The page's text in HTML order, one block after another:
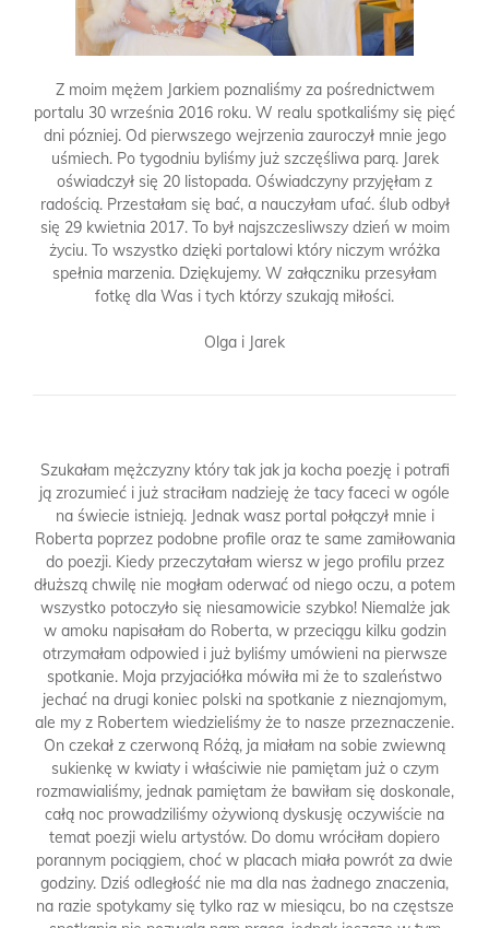
Z moim mężem Jarkiem poznaliśmy za pośrednictwem
portalu 30 września 2016 roku. W realu spotkaliśmy się pięć
dni pózniej. Od pierwszego wejrzenia zauroczył mnie jego
uśmiech. Po tygodniu byliśmy już szczęśliwa parą. Jarek
oświadczył się 20 listopada. Oświadczyny przyjęłam z
radością. Przestałam się bać, a nauczyłam ufać. ślub odbył
się 29 kwietnia 2017. To był najszczesliwszy dzień w moim
życiu. To wszystko dzięki portalowi który niczym wróżka
spełnia marzenia. Dziękujemy. W załączniku przesyłam
fotkę dla Was i tych którzy szukają miłości.
Olga i Jarek
Szukałam mężczyzny który tak jak ja kocha poezję i potrafi
ją zrozumieć i już straciłam nadzieję że tacy faceci w ogóle
na świecie istnieją. Jednak wasz portal połączył mnie i
Roberta poprzez podobne profile oraz te same zamiłowania
do poezji. Kiedy przeczytałam wiersz w jego profilu przez
dłuższą chwilę nie mogłam oderwać od niego oczu, a potem
wszystko potoczyło się niesamowicie szybko! Niemalże jak
w amoku napisałam do Roberta, w przeciągu kilku godzin
otrzymałam odpowied i już byliśmy umówieni na pierwsze
spotkanie. Moja przyjaciółka mówiła mi że to szaleństwo
jechać na drugi koniec polski na spotkanie z nieznajomym,
ale my z Robertem wiedzieliśmy że to nasze przeznaczenie.
On czekał z czerwoną Różą, ja miałam na sobie zwiewną
sukienkę w kwiaty i właściwie nie pamiętam już o czym
rozmawialiśmy, jednak pamiętam że bawiłam się doskonale,
całą noc prowadziliśmy ożywioną dyskusję oczywiście na
temat poezji wielu artystów. Do domu wróciłam dopiero
porannym pociągiem, choć w placach miała powrót za dwie
godziny. Dziś odległość nie ma dla nas żadnego znaczenia,
na razie spotykamy się tylko raz w miesiącu, bo na częstsze